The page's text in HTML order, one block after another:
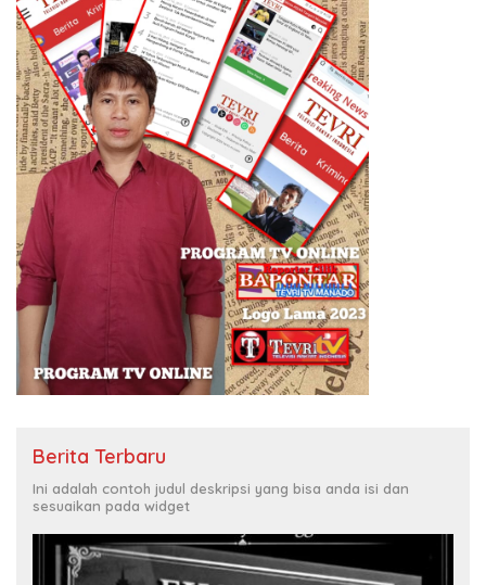
Berita Terbaru
Ini adalah contoh judul deskripsi yang bisa anda isi dan
sesuaikan pada widget